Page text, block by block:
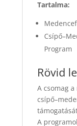
Tartalma:
Program
Rövid
A csomag
A